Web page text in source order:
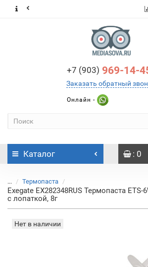
+7 (903) 969-14-
Заказать обратный
Онлайн -
Каталог : 0
... Термопаста
Exegate EX282348RUS Термопаста
с лопаткой, 8г
Нет в наличии